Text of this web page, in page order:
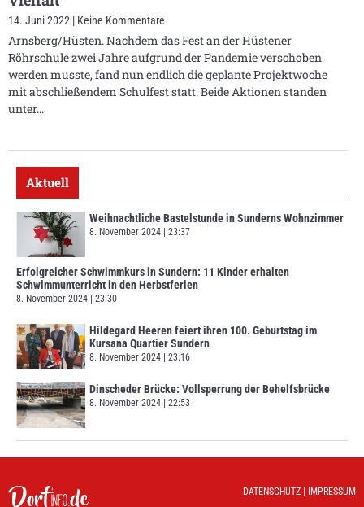
14. Juni 2022 Keine Kommentare
Arnsberg/Hüsten. Nachdem das Fest an der Hüstener
Röhrschule zwei Jahre aufgrund der Pandemie verschoben
werden musste, fand nun endlich die geplante Projektwoche
mit abschließendem Schulfest statt. Beide Aktionen standen
unter
Aktuell
Weihnachtliche Bastelstunde in Sunderns Wohnzimmer
8. November 2024 23:37
Erfolgreicher Schwimmkurs in Sundern: 11 Kinder erhalten
Schwimmunterricht in den Herbstferien
8. November 2024 23:30
Hildegard Heeren feiert ihren 100. Geburtstag im
Kursana Quartier Sundern
8. November 2024 23:16
Dinscheder Brücke: Vollsperrung der Behelfsbrücke
8. November 2024 22:53
DATENSCHUTZ IMPRESSUM